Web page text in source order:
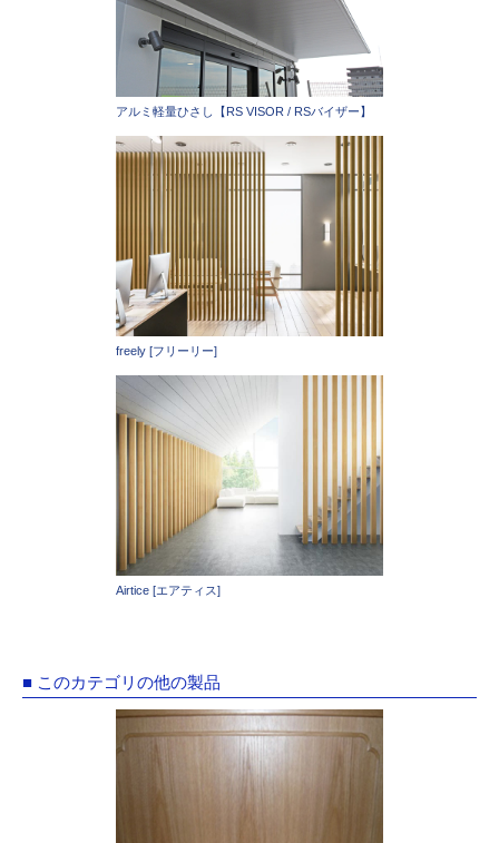
アルミ軽量ひさし【RS VISOR / RSバイザー】
freely [フリーリー]
Airtice [エアティス]
■ このカテゴリの他の製品